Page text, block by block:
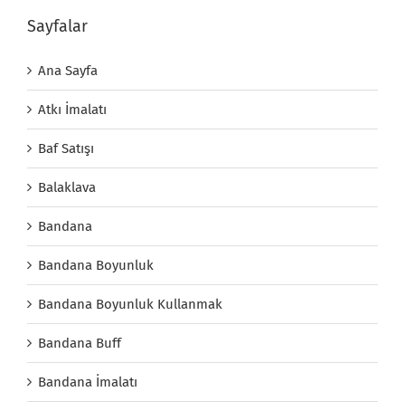
Sayfalar
Ana Sayfa
Atkı İmalatı
Baf Satışı
Balaklava
Bandana
Bandana Boyunluk
Bandana Boyunluk Kullanmak
Bandana Buff
Bandana İmalatı